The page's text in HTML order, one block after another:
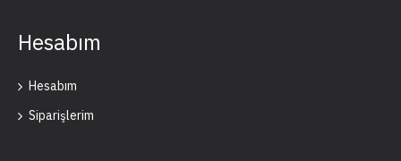
Hesabım
Hesabım
Siparişlerim